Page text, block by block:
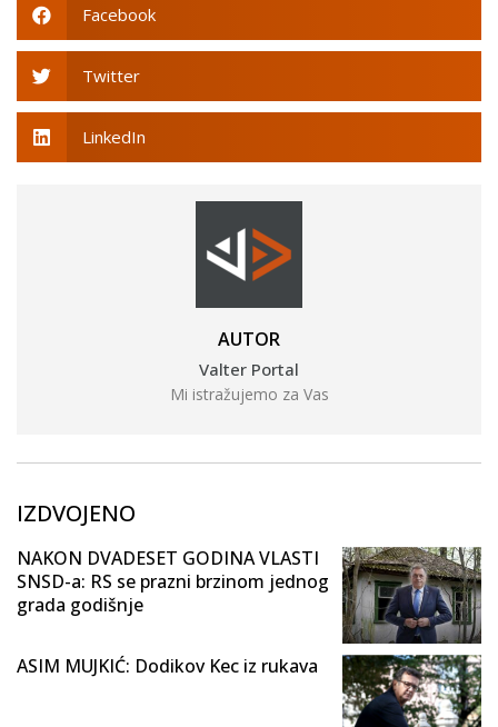
Facebook
Twitter
LinkedIn
AUTOR
Valter Portal
Mi istražujemo za Vas
IZDVOJENO
NAKON DVADESET GODINA VLASTI
SNSD-a: RS se prazni brzinom jednog
grada godišnje
ASIM MUJKIĆ: Dodikov Kec iz rukava